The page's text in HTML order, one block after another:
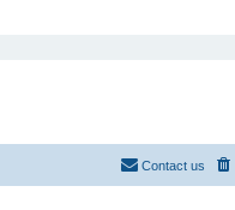
Contact us